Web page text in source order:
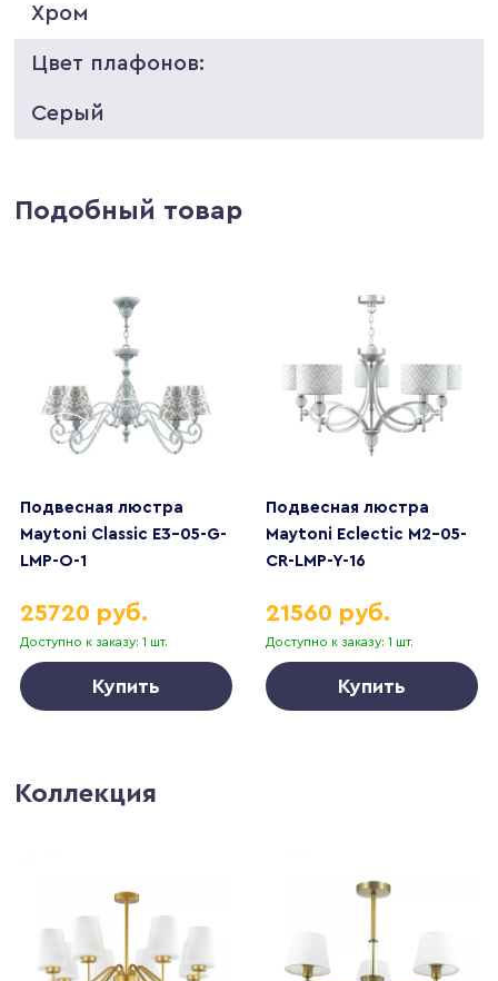
Хром
Цвет плафонов:
Серый
Подобный товар
Подвесная люстра
Maytoni Classic E3-05-G-
LMP-O-1
Доступно к заказу: 1 шт.
25720 руб.
Купить
Подвесная люстра
Maytoni Eclectic M2-05-
CR-LMP-Y-16
Доступно к заказу: 1 шт.
21560 руб.
Купить
Коллекция